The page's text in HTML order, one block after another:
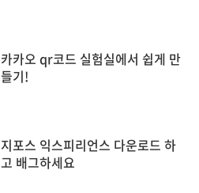
카카오 qr코드 실험실에서 쉽게 만
들기!
지포스 익스피리언스 다운로드 하
고 배그하세요